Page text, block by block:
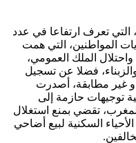
التي تعرف ارتفاعا في عدد
المواطنين، التي همت
واحتلال الملك العمومي،
فضلا عن تسجيل
غير مطابقة، أصدرت
توجيهات حازمة إلى
تقضي بمنع استغلال
السكنية لبيع أضاحي